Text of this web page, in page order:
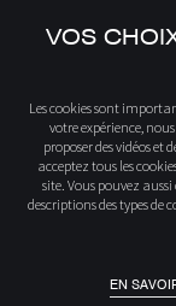
Find
VOS
Les cookies sont
votre expérience,
proposer des vidéos
acceptez tous les
site. Vous pouvez
descriptions des types de
EN